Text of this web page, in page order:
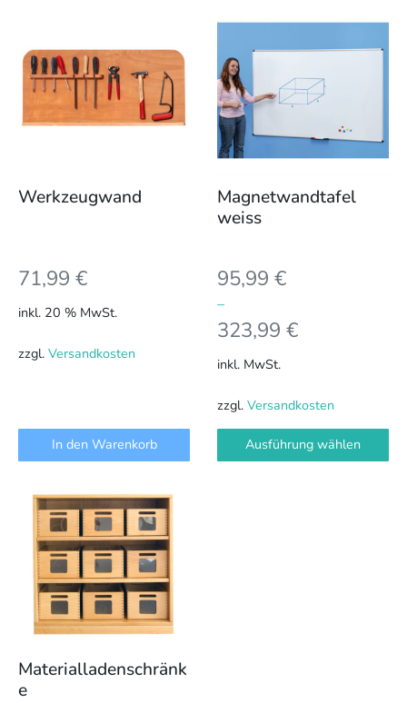
Werkzeugwand
71,99 €
inkl. 20 % MwSt.
zzgl. Versandkosten
In den Warenkorb
Magnetwandtafel
weiss
95,99 €
–
323,99 €
inkl. MwSt.
zzgl. Versandkosten
Ausführung wählen
weist
mehrere
Varianten
auf.
Die
können
auf
gewählt
Materialladenschränk
e